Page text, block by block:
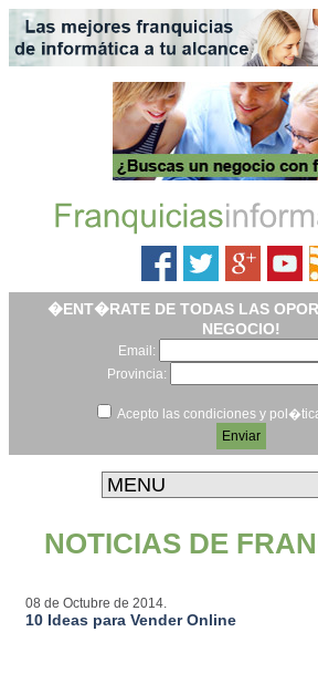
�ENT�RATE DE TODAS LAS
NEGOCIO!
Email:
Provincia:
Acepto las condiciones y
NOTICIAS DE
08 de Octubre de 2014.
10 Ideas para Vender Online